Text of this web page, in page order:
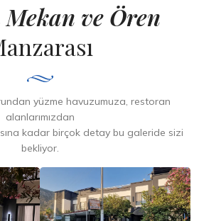
Mekan ve Ören
yüzme havuzumuza, restoran
alanlarımızdan
kadar birçok detay bu galeride sizi
bekliyor.